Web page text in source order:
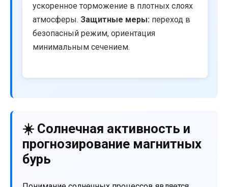
ускоренное торможение в плотных слоях
атмосферы. Защитные меры: переход в
безопасный режим, ориентация
минимальным сечением.
☀️ Солнечная активность и
прогнозирование магнитных
бурь